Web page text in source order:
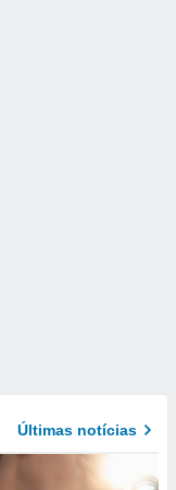
Últimas notícias